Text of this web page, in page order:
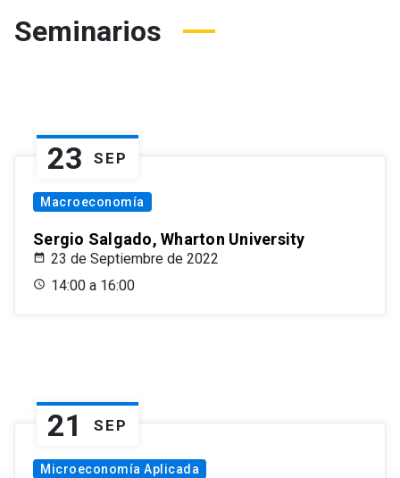
Seminarios
23 SEP
Macroeconomía
Sergio Salgado, Wharton University
23 de Septiembre de 2022
14:00 a 16:00
21 SEP
Microeconomía Aplicada